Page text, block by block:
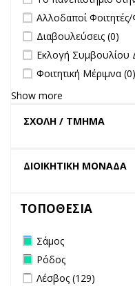
undefined
Αλλοδαποί Φοιτητές/
undefined
Διαβουλεύσεις (0)
undefined
Εκλογή Συμβουλίου
undefined
Φοιτητική Μέριμνα (0)
Show more
ΤΟΠΟΘΕΣΙΑ
Remove Σάμος filter
Σάμος
Remove Ρόδος filter
Ρόδος
Apply Λέσβος filter
Λέσβος (129)